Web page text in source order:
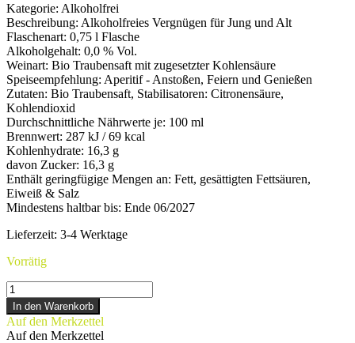
Kategorie: Alkoholfrei
Beschreibung: Alkoholfreies Vergnügen für Jung und Alt
Flaschenart: 0,75 l Flasche
Alkoholgehalt: 0,0 % Vol.
Weinart: Bio Traubensaft mit zugesetzter Kohlensäure
Speiseempfehlung: Aperitif - Anstoßen, Feiern und Genießen
Zutaten: Bio Traubensaft, Stabilisatoren: Citronensäure,
Kohlendioxid
Durchschnittliche Nährwerte je: 100 ml
Brennwert: 287 kJ / 69 kcal
Kohlenhydrate: 16,3 g
davon Zucker: 16,3 g
Enthält geringfügige Mengen an: Fett, gesättigten Fettsäuren,
Eiweiß & Salz
Mindestens haltbar bis: Ende 06/2027
Lieferzeit: 3-4 Werktage
Vorrätig
FEEL
FREE
Menge
In den Warenkorb
Auf den Merkzettel
Auf den Merkzettel